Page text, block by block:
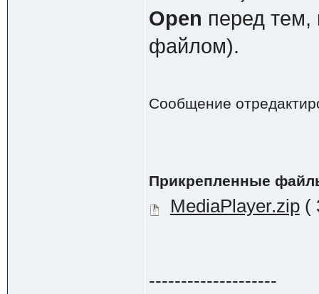
Open перед тем,
файлом).
Сообщение
Прикрепленные
MediaPlayer.zip(
--------------------